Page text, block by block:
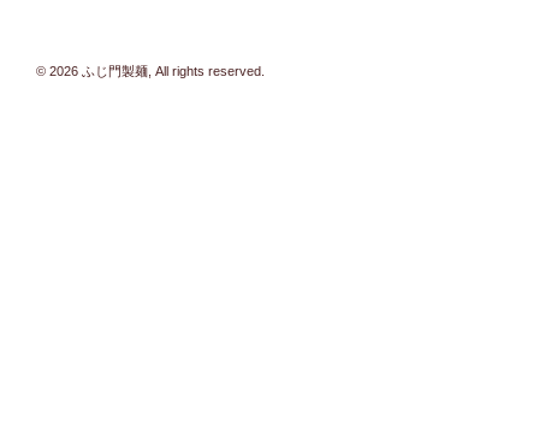
© 2026 ふじ門製麺, All rights reserved.